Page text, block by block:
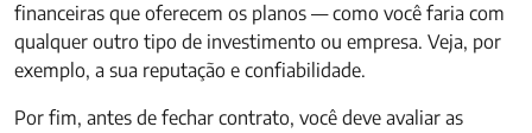
financeiras que oferecem os planos — como você faria com
qualquer outro tipo de investimento ou empresa. Veja, por
exemplo, a sua reputação e confiabilidade.
Por fim, antes de fechar contrato, você deve avaliar as